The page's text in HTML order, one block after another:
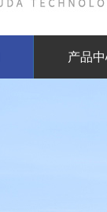
产品